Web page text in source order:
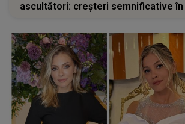
ascultători: creșteri semnificative în